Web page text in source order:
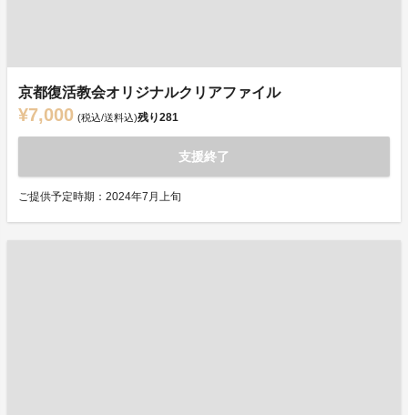
京都復活教会オリジナルクリアファイル
¥7,000 (税込/送料込)残り281
支援終了
ご提供予定時期：2024年7月上旬